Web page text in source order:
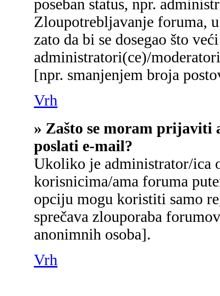
poseban status, npr.
Zloupotrebljavanje foruma,
zato da bi se dosegao što
administratori(ce)/
[npr. smanjenjem broja
Vrh
» Zašto se moram
poslati e-mail?
Ukoliko je administrator/ica
korisnicima/ama foruma
opciju mogu koristiti samo
sprečava zlouporaba
anonimnih osoba].
Vrh